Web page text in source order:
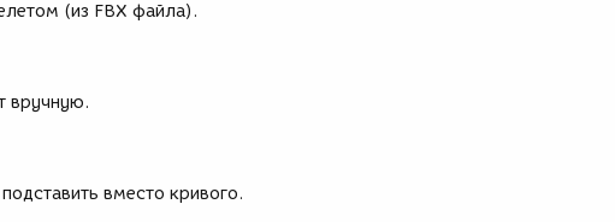
(из FBX файла).
вручную.
вместо кривого.